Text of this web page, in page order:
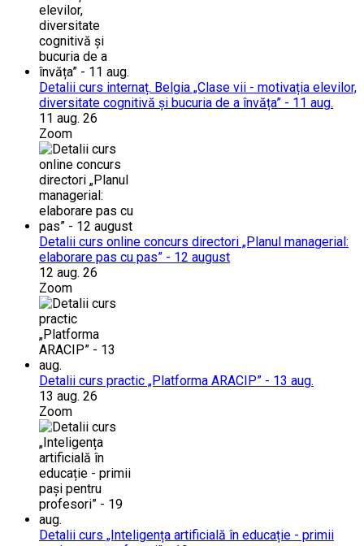
Detalii curs internaț. Belgia „Clase vii - motivația elevilor,
diversitate cognitivă și bucuria de a învăța” - 11 aug.
11 aug. 26
Zoom
Detalii curs online concurs directori „Planul managerial:
elaborare pas cu pas” - 12 august
12 aug. 26
Zoom
Detalii curs practic „Platforma ARACIP” - 13 aug.
13 aug. 26
Zoom
Detalii curs „Inteligența artificială în educație - primii